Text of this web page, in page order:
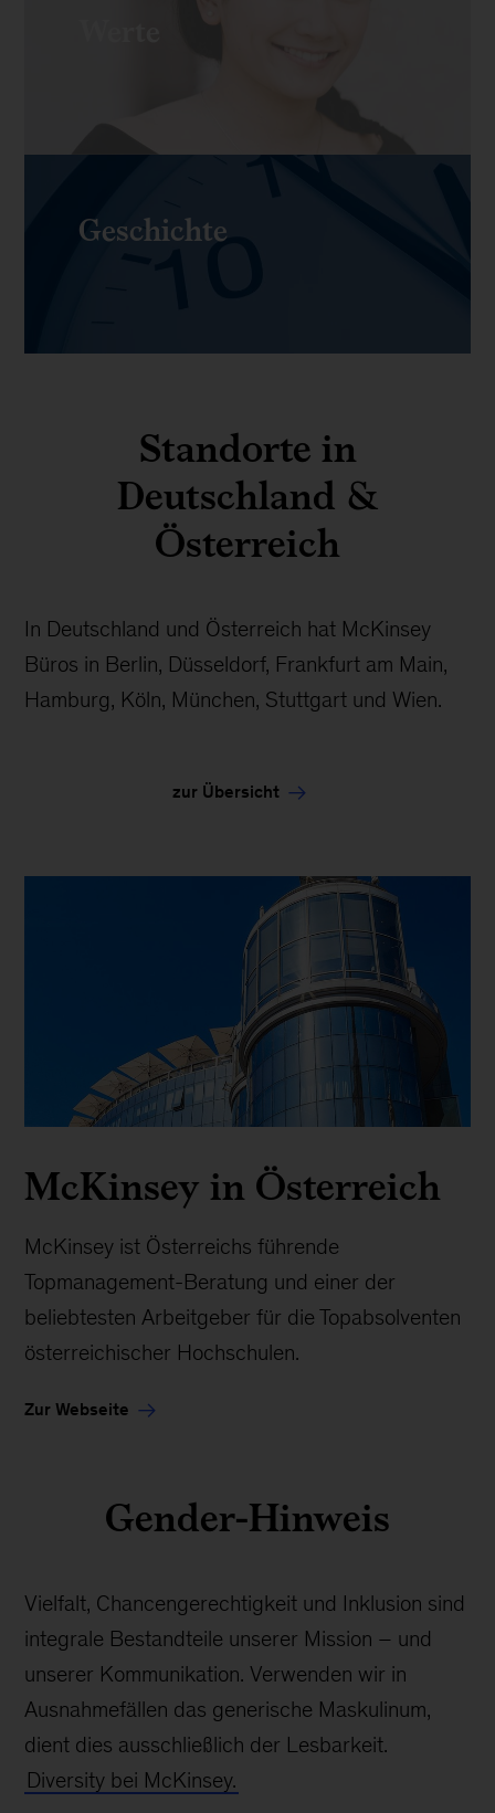
Geschichte
Standorte in
Deutschland &
Österreich
In Deutschland und Österreich hat McKinsey
Büros in Berlin, Düsseldorf, Frankfurt am Main,
Hamburg, Köln, München, Stuttgart und Wien.
zur Übersicht
McKinsey in Österreich
McKinsey ist Österreichs führende
Topmanagement-Beratung und einer der
beliebtesten Arbeitgeber für die Topabsolventen
österreichischer Hochschulen.
Zur Webseite
Gender-Hinweis
Vielfalt, Chancengerechtigkeit und Inklusion sind
integrale Bestandteile unserer Mission – und
unserer Kommunikation. Verwenden wir in
Ausnahmefällen das generische Maskulinum,
dient dies ausschließlich der Lesbarkeit.
Diversity bei McKinsey.